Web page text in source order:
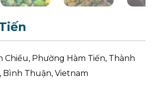
Chiểu, Phường Hàm Tiến, Thành
Bình Thuận, Vietnam